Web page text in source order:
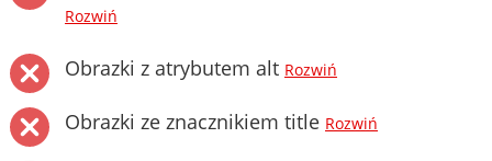
Rozwiń
Obrazki z atrybutem alt Rozwiń
Obrazki ze znacznikiem title Rozwiń